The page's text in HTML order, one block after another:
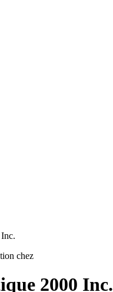
chez
2000 Inc.